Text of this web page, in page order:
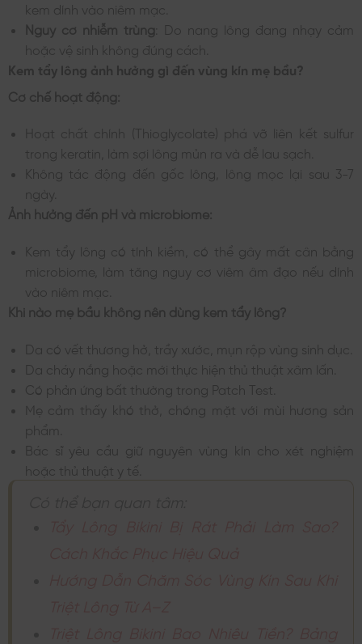
kem dính vào niêm mạc.
Nguy cơ nhiễm trùng : Do nang lông đang nhạy cảm
hoặc vệ sinh không đúng cách.
Kem tẩy lông ảnh hưởng gì đến vùng kín mẹ bầu?
Cơ chế hoạt động:
Hoạt chất chính (Thioglycolate) phá vỡ liên kết sulfur
trong keratin, làm sợi lông mủn ra và dễ lau sạch.
Không tác động đến gốc lông, lông mọc lại sau 3-7
ngày.
Ảnh hưởng đến pH và microbiome:
Kem tẩy lông có tính kiềm, có thể gây mất cân bằng
microbiome, làm tăng nguy cơ viêm âm đạo nếu dính
vào niêm mạc.
Khi nào mẹ bầu không nên dùng kem tẩy lông?
Da có vết thương hở, trầy xước, mụn rộp vùng sinh dục.
Da cháy nắng hoặc mới thực hiện thủ thuật xâm lấn.
Có phản ứng bất thường trong Patch Test.
Mẹ cảm thấy khó thở, chóng mặt với mùi hương sản
phẩm.
Bác sĩ yêu cầu giữ nguyên vùng kín cho xét nghiệm
hoặc thủ thuật y tế.